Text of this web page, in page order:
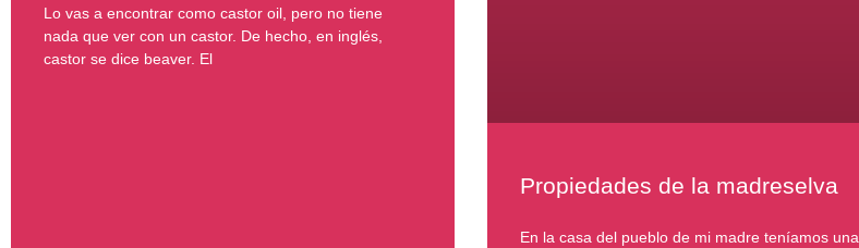
Lo vas a encontrar como castor oil, pero no tiene
nada que ver con un castor. De hecho, en inglés,
castor se dice beaver. El
Propiedades de la madreselva
En la casa del pueblo de mi madre teníamos una